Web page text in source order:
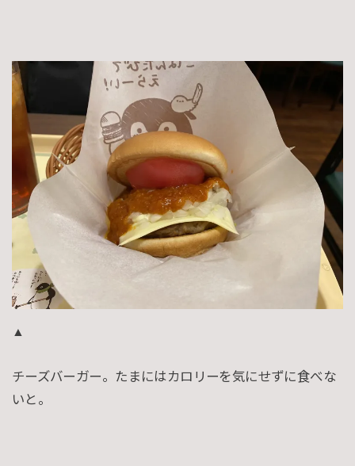
▲
チーズバーガー。たまにはカロリーを気にせずに食べな
いと。